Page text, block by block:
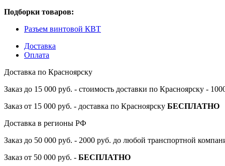
Подборки товаров:
Разъем винтовой КВТ
Доставка
Оплата
Доставка по Красноярску
Заказ до 15 000 руб. - стоимость доставки по Красноярску -
Заказ от 15 000 руб. - доставка по Красноярску БЕСПЛАТНО
Доставка в регионы РФ
Заказ до 50 000 руб. - 2000 руб. до любой транспортной
Заказ от 50 000 руб. - БЕСПЛАТНО